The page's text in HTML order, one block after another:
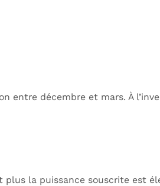
entre décembre et mars. À
la puissance souscrite est